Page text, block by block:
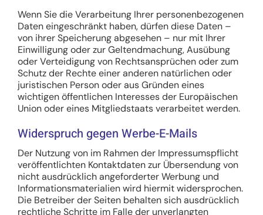
Wenn Sie die Verarbeitung Ihrer personenbezogenen
Daten eingeschränkt haben, dürfen diese Daten –
von ihrer Speicherung abgesehen – nur mit Ihrer
Einwilligung oder zur Geltendmachung, Ausübung
oder Verteidigung von Rechtsansprüchen oder zum
Schutz der Rechte einer anderen natürlichen oder
juristischen Person oder aus Gründen eines
wichtigen öffentlichen Interesses der Europäischen
Union oder eines Mitgliedstaats verarbeitet werden.
Widerspruch gegen Werbe-E-Mails
Der Nutzung von im Rahmen der Impressumspflicht
veröffentlichten Kontaktdaten zur Übersendung von
nicht ausdrücklich angeforderter Werbung und
Informationsmaterialien wird hiermit widersprochen.
Die Betreiber der Seiten behalten sich ausdrücklich
rechtliche Schritte im Falle der unverlangten